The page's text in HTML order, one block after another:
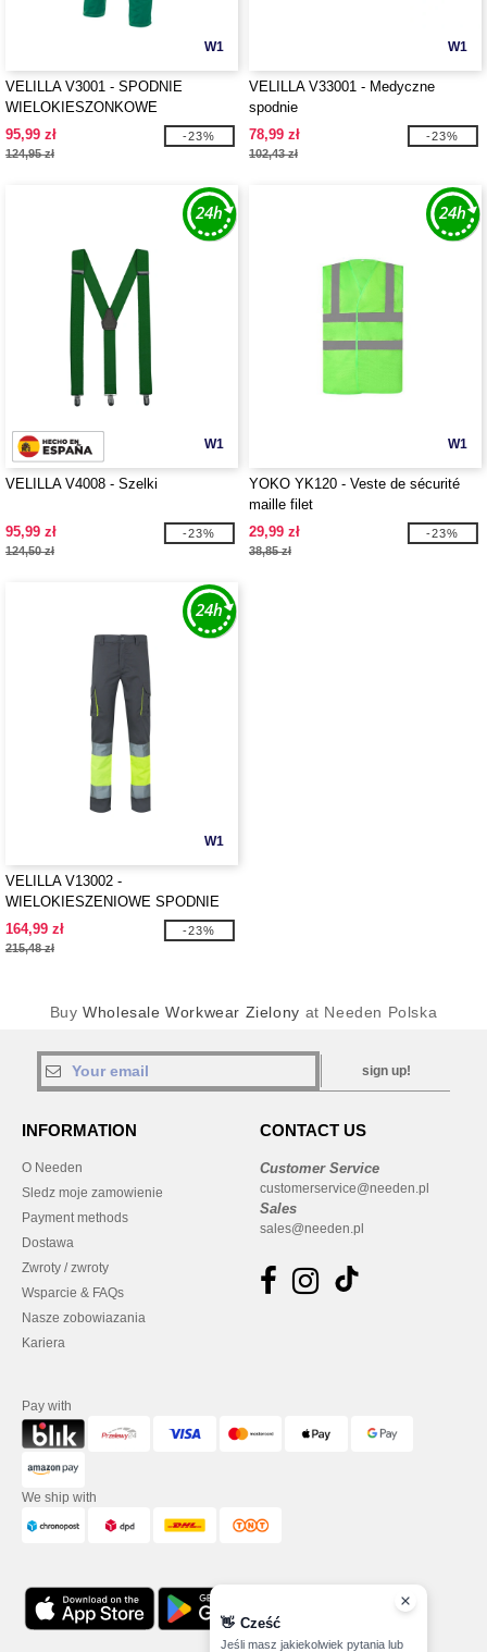
W1
VELILLA V3001 - SPODNIE
WIELOKIESZONKOWE
95,99 zł
124,95 zł
-23%
W1
VELILLA V33001 - Medyczne
spodnie
78,99 zł
102,43 zł
-23%
W1
VELILLA V4008 - Szelki
95,99 zł
124,50 zł
-23%
W1
YOKO YK120 - Veste de sécurité
maille filet
29,99 zł
38,85 zł
-23%
W1
VELILLA V13002 -
WIELOKIESZENIOWE SPODNIE
STRETCH
164,99 zł
215,48 zł
-23%
BuyWholesale Workwear Zielony at Needen Polska
sign up!
INFORMATION
O Needen
Sledz moje zamowienie
Payment methods
Dostawa
Zwroty / zwroty
Wsparcie & FAQs
Nasze zobowiazania
Kariera
CONTACT US
Customer Service
customerservice@needen.pl
Sales
sales@needen.pl
Pay with
We ship with
👋 Cześć
Jeśli masz jakiekolwiek pytania lub